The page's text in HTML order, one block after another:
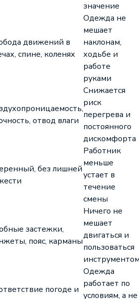
значение
движений в
спине, коленях
Одежда не
мешает
наклонам,
ходьбе и
работе
руками
отвод влаги
Снижается
риск
перегрева и
постоянного
дискомфорта
без лишней
Работник
меньше
устает в
течение
смены
застежки,
пояс, карманы
Ничего не
мешает
двигаться и
пользоваться
погоде и
Одежда
работает по
условиям, а не